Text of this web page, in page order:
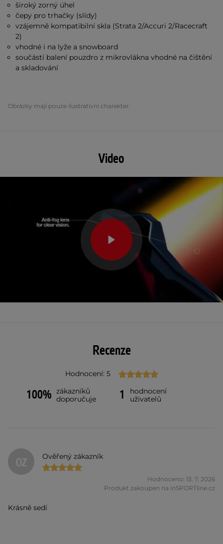
široký zorný úhel
čepy pro trhačky (slídy)
vzájemně kompatibilní skla (Strata 2/Accuri 2/Racecraft
2)
vhodné i na lyže a snowboard
součástí balení pouzdro z mikrovlákna vhodné na čištění
a skladování
Obrázky mají pouze ilustrativní charakter.
Video
Recenze
Hodnocení: 5
100% zákazníků
doporučuje
1
hodnocení
uživatelů
OZ Ověřený zákazník
Hodnoceno: 13. 7. 2026
Produkt zakoupen na inSPORTline.cz
Krásně sedí